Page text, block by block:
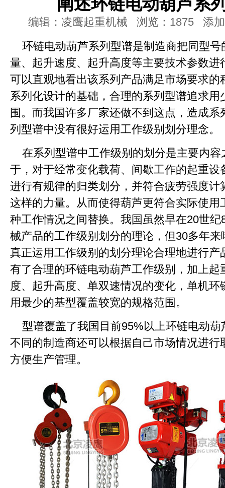
编辑：凌鹰起重机械 浏览：1875 添加
环链电动葫芦系列型谱是制造商把同型
量、起升速度、起升高度等主要技术参数
可以直观地看出该系列产品满足市场要求的
系列化设计的基础，合理的系列型谱追求
围。而我国许多厂家还做不到这点，造成
列型谱中没有很好运用工作级别划分理念。
在系列型谱中工作级别的划分是主要内
于，对于经常变化载荷、间歇工作的起重
进行有规律的归类划分，并符合疲劳强度
这样的力量。从而使得葫芦更符合实际使
种工作情况之间替换。我国虽然早在20世
械产品的工作级别划分的理论，但30多年
真正运用工作级别的划分理论合理地进行
有了合理的环链电动葫芦工作级别，加上
度、起升高度、单双速情况的变化，单机
用最少的基型覆盖较宽的规格范围。
型谱覆盖了我国目前95%以上环链电动
不同的制造商还可以根据自己市场情况进
方便生产管理。